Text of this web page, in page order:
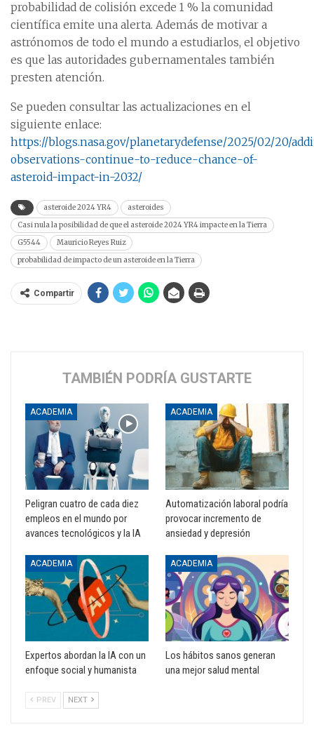
probabilidad de colisión excede 1 % la comunidad
científica emite una alerta. Además de motivar a
astrónomos de todo el mundo a estudiarlos, el objetivo
es que las autoridades gubernamentales también
presten atención.
Se pueden consultar las actualizaciones en el
siguiente enlace:
https://blogs.nasa.gov/planetarydefense/2025/02/20/
observations-continue-to-reduce-chance-of-
asteroid-impact-in-2032/
asteroide 2024 YR4
asteroides
Casi nula la posibilidad de que el asteroide 2024 YR4 impacte en la Tierra
G5544
Mauricio Reyes Ruiz
probabilidad de impacto de un asteroide en la Tierra
Compartir
TAMBIÉN PODRÍA GUSTARTE
ACADEMIA
Peligran cuatro de cada diez
empleos en el mundo por
avances tecnológicos y la IA
ACADEMIA
Automatización laboral podría
provocar incremento de
ansiedad y depresión
ACADEMIA
Expertos abordan la IA con un
enfoque social y humanista
ACADEMIA
Los hábitos sanos generan
una mejor salud mental
PREV NEXT